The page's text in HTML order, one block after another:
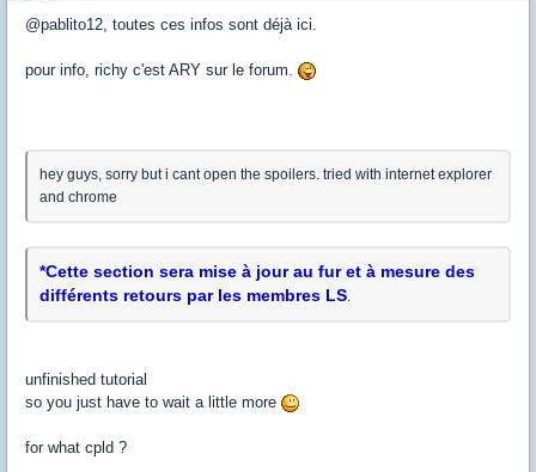
@pablito12, toutes ces infos sont déjà ici.
pour info, richy c'est ARY sur le forum.
hey guys, sorry but i cant open the spoilers. tried with internet explorer
and chrome
*Cette section sera mise à jour au fur et à mesure des
différents retours par les membres LS.
unfinished tutorial
so you just have to wait a little more
for what cpld ?